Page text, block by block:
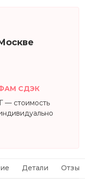
СДЭК
— стоимость
Детали